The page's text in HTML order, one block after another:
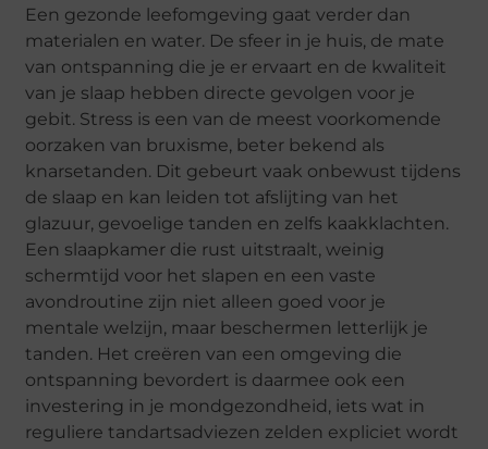
Een gezonde leefomgeving gaat verder dan
materialen en water. De sfeer in je huis, de mate
van ontspanning die je er ervaart en de kwaliteit
van je slaap hebben directe gevolgen voor je
gebit. Stress is een van de meest voorkomende
oorzaken van bruxisme, beter bekend als
knarsetanden. Dit gebeurt vaak onbewust tijdens
de slaap en kan leiden tot afslijting van het
glazuur, gevoelige tanden en zelfs kaakklachten.
Een slaapkamer die rust uitstraalt, weinig
schermtijd voor het slapen en een vaste
avondroutine zijn niet alleen goed voor je
mentale welzijn, maar beschermen letterlijk je
tanden. Het creëren van een omgeving die
ontspanning bevordert is daarmee ook een
investering in je mondgezondheid, iets wat in
reguliere tandartsadviezen zelden expliciet wordt